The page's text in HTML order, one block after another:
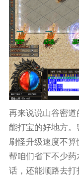
再来说说山谷密道
能打宝的好地方
刷怪升级速度不
帮咱们省下不少
话，还能顺路去